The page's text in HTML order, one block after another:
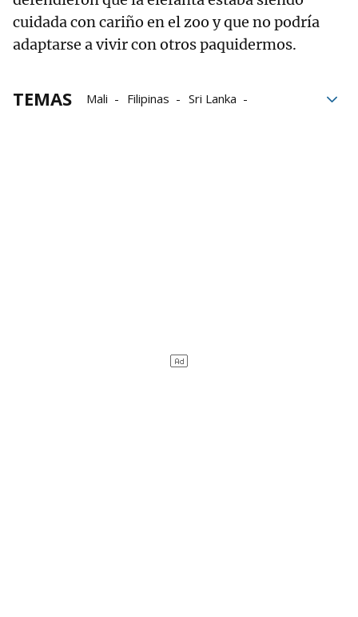
cuidada con cariño en el zoo y que no podría
adaptarse a vivir con otros paquidermos.
TEMAS Mali Filipinas
Sri Lanka